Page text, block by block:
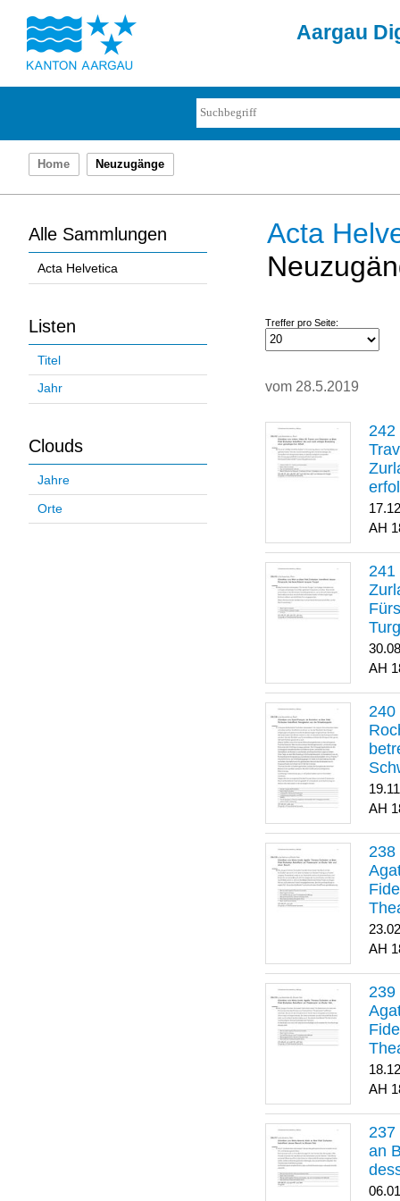
Aargau
Home Neuzugänge
Alle Sammlungen
Acta Helvetica
Listen
Titel
Jahr
Clouds
Jahre
Orte
Acta
Treffer pro Seite:
vom 28.5.2019
an